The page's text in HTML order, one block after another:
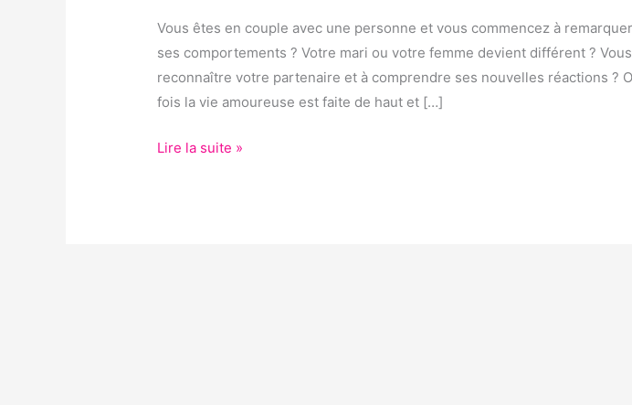
Vous êtes en couple avec une personne et vous commencez à
ses comportements ? Votre mari ou votre femme devient différent ?
reconnaître votre partenaire et à comprendre ses nouvelles réactions ?
fois la vie amoureuse est faite de haut et […]
OU
MA
FEMME
?
Lire la suite »